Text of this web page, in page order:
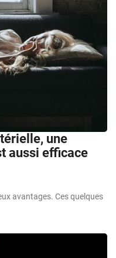
une
aussi efficace
avantages. Ces quelques